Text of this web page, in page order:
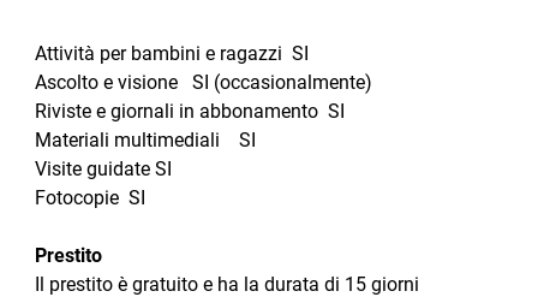
Attività per bambini e ragazzi SI
Ascolto e visione SI (occasionalmente)
Riviste e giornali in abbonamento SI
Materiali multimediali SI
Visite guidate SI
Fotocopie SI
Prestito
Il prestito è gratuito e ha la durata di 15 giorni